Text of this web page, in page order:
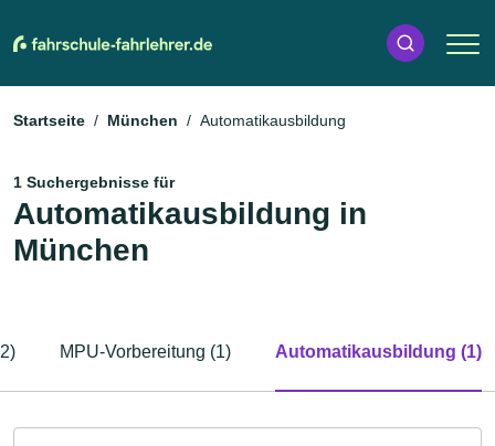
Startseite München Automatikausbildung
1 Suchergebnisse für
Automatikausbildung in
München
MPU-Vorbereitung (1) Automatikausbildung (1)